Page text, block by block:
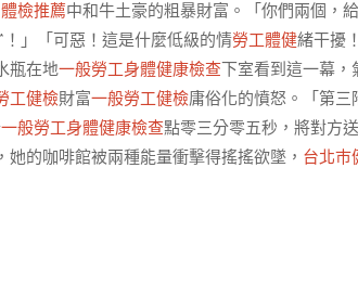
體檢推薦中和牛土豪的粗暴財富。「你們兩個，
！」「可惡！這是什麼低級的情勞工體健緒干擾
瓶在地一般勞工身體健康檢查下室看到這一幕，
工健檢財富一般勞工健檢庸俗化的憤怒。「第三
一般勞工身體健康檢查點零三分零五秒，將對方
的咖啡館被兩種能量衝擊得搖搖欲墜， 台北巿